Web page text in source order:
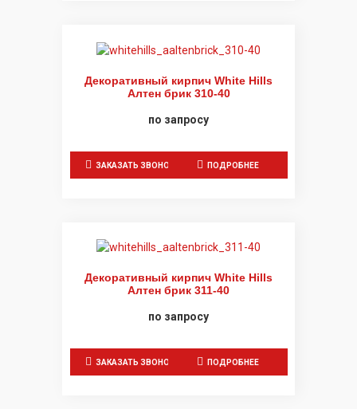
Декоративный кирпич White Hills
Алтен брик 310-40
по запросу
ЗАКАЗАТЬ ЗВОНОК ПОДРОБНЕЕ
Декоративный кирпич White Hills
Алтен брик 311-40
по запросу
ЗАКАЗАТЬ ЗВОНОК ПОДРОБНЕЕ